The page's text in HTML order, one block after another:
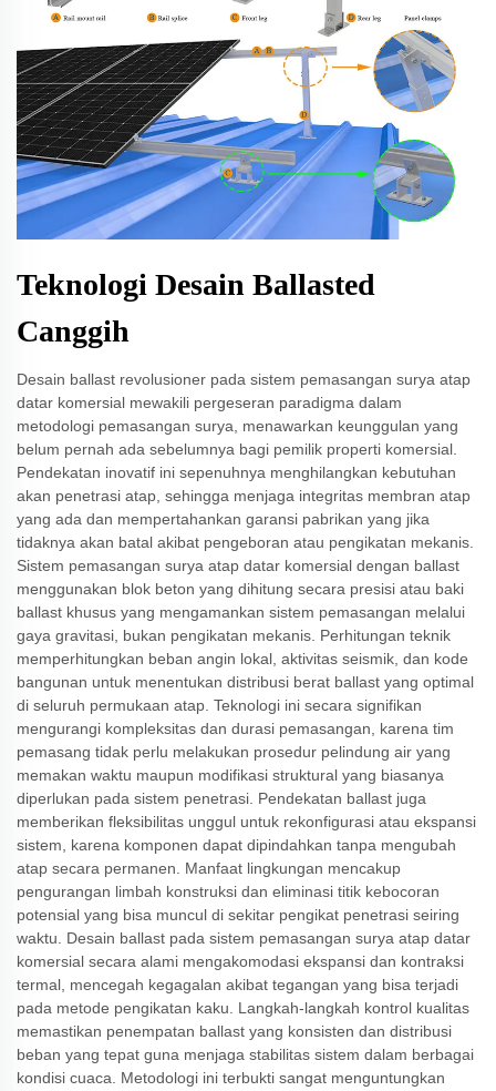
Teknologi Desain Ballasted
Canggih
Desain ballast revolusioner pada sistem pemasangan surya atap
datar komersial mewakili pergeseran paradigma dalam
metodologi pemasangan surya, menawarkan keunggulan yang
belum pernah ada sebelumnya bagi pemilik properti komersial.
Pendekatan inovatif ini sepenuhnya menghilangkan kebutuhan
akan penetrasi atap, sehingga menjaga integritas membran atap
yang ada dan mempertahankan garansi pabrikan yang jika
tidaknya akan batal akibat pengeboran atau pengikatan mekanis.
Sistem pemasangan surya atap datar komersial dengan ballast
menggunakan blok beton yang dihitung secara presisi atau baki
ballast khusus yang mengamankan sistem pemasangan melalui
gaya gravitasi, bukan pengikatan mekanis. Perhitungan teknik
memperhitungkan beban angin lokal, aktivitas seismik, dan kode
bangunan untuk menentukan distribusi berat ballast yang optimal
di seluruh permukaan atap. Teknologi ini secara signifikan
mengurangi kompleksitas dan durasi pemasangan, karena tim
pemasang tidak perlu melakukan prosedur pelindung air yang
memakan waktu maupun modifikasi struktural yang biasanya
diperlukan pada sistem penetrasi. Pendekatan ballast juga
memberikan fleksibilitas unggul untuk rekonfigurasi atau ekspansi
sistem, karena komponen dapat dipindahkan tanpa mengubah
atap secara permanen. Manfaat lingkungan mencakup
pengurangan limbah konstruksi dan eliminasi titik kebocoran
potensial yang bisa muncul di sekitar pengikat penetrasi seiring
waktu. Desain ballast pada sistem pemasangan surya atap datar
komersial secara alami mengakomodasi ekspansi dan kontraksi
termal, mencegah kegagalan akibat tegangan yang bisa terjadi
pada metode pengikatan kaku. Langkah-langkah kontrol kualitas
memastikan penempatan ballast yang konsisten dan distribusi
beban yang tepat guna menjaga stabilitas sistem dalam berbagai
kondisi cuaca. Metodologi ini terbukti sangat menguntungkan